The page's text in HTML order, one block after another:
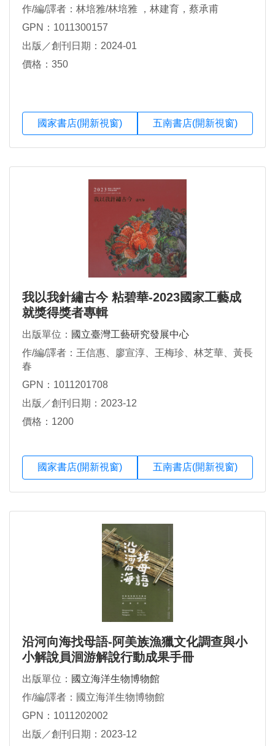
作/編/譯者：林培雅/林培雅 ，林建育，蔡承甫
GPN：1011300157
出版／創刊日期：2024-01
價格：350
國家書店(開新視窗) 五南書店(開新視窗)
我以我針繡古今 粘碧華-2023國家工藝成
就獎得獎者專輯
出版單位： 國立臺灣工藝研究發展中心
作/編/譯者：王信惠、廖宣淳、王梅珍、林芝華、黃長
春
GPN：1011201708
出版／創刊日期：2023-12
價格：1200
國家書店(開新視窗) 五南書店(開新視窗)
沿河向海找母語-阿美族漁獵文化調查與小
小解說員洄游解說行動成果手冊
出版單位： 國立海洋生物博物館
作/編/譯者：國立海洋生物博物館
GPN：1011202002
出版／創刊日期：2023-12